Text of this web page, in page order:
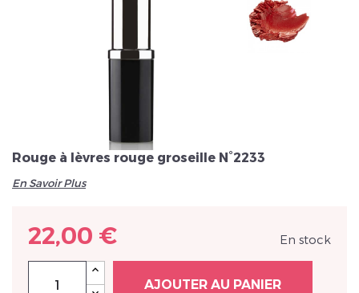
Rouge à lèvres rouge groseille N°2233
En Savoir Plus
22,00 € En stock
AJOUTER AU PANIER